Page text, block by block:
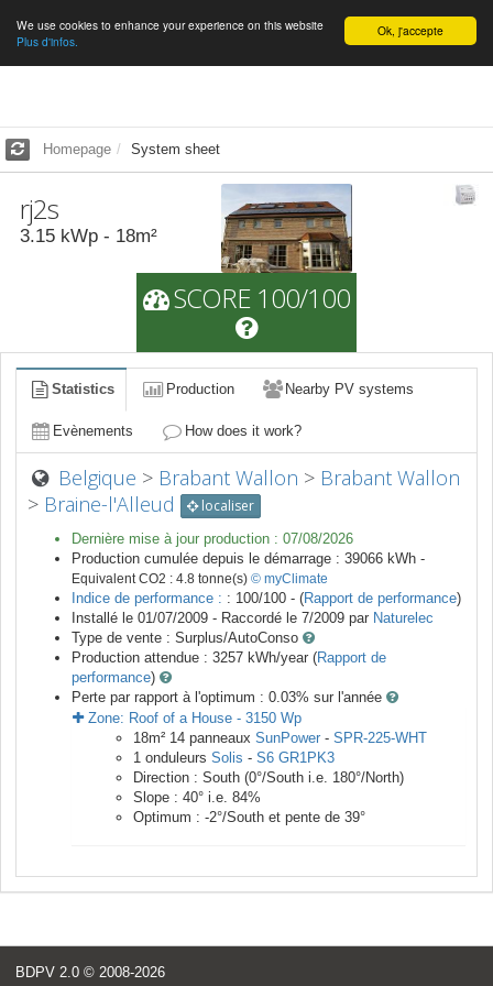
English Ok, j'accepte
We use cookies to enhance your experience on this website
Plus d'infos.
Homepage System sheet
rj2s
3.15 kWp - 18m²
SCORE 100/100
Statistics Production Nearby PV systems
Evènements How does it work?
Belgique > Brabant Wallon > Brabant Wallon
> Braine-l'Alleud localiser
Dernière mise à jour production : 07/08/2026
Production cumulée depuis le démarrage : 39066 kWh -
Equivalent CO2 : 4.8 tonne(s) © myClimate
Indice de performance : : 100/100 - (Rapport de performance)
Installé le 01/07/2009 - Raccordé le 7/2009 par Naturelec
Type de vente : Surplus/AutoConso
Production attendue : 3257 kWh/year (Rapport de
performance)
Perte par rapport à l'optimum : 0.03% sur l'année
Zone: Roof of a House - 3150 Wp
18m² 14 panneaux SunPower - SPR-225-WHT
1 onduleurs Solis - S6 GR1PK3
Direction : South (0°/South i.e. 180°/North)
Slope : 40° i.e. 84%
Optimum : -2°/South et pente de 39°
BDPV 2.0 © 2008-2026